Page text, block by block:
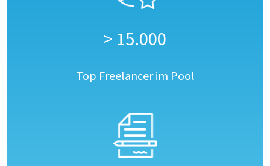
> 15.000
Top Freelancer im Pool